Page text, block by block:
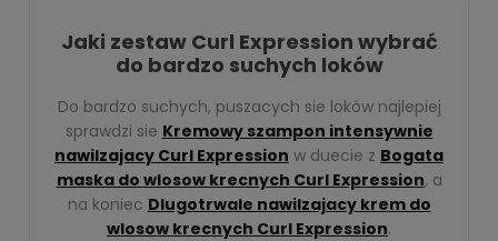
Jaki zestaw Curl Expression wybrać
do bardzo suchych loków
Do bardzo suchych, puszacych sie loków najlepiej
sprawdzi sie Kremowy szampon intensywnie
nawilzajacy Curl Expression w duecie z Bogata
maska do wlosow krecnych Curl Expression, a
na koniec Dlugotrwale nawilzajacy krem do
wlosow krecnych Curl Expression.